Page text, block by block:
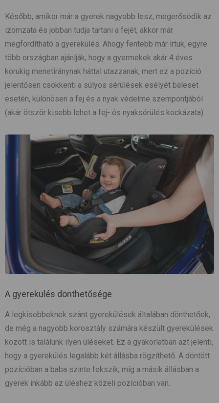
Később, amikor már a gyerek nagyobb lesz, megerősödik az
izomzata és jobban tudja tartani a fejét, akkor már
megfordítható a gyerekülés. Ahogy fentebb már írtuk, egyre
több országban ajánlják, hogy a gyermekek akár 4 éves
korukig menetiránynak háttal utazzanak, mert ez a pozíció
jelentősen csökkenti a súlyos sérülések esélyét baleset
esetén, különösen a fej és a nyak védelme szempontjából
(akár ötször kisebb lehet a fej- és nyaksérülés kockázata).
A gyerekülés dönthetősége
A legkisebbeknek szánt gyerekülések általában dönthetőek,
de még a nagyobb korosztály számára készült gyerekülések
között is találunk ilyen üléseket. Ez a gyakorlatban azt jelenti,
hogy a gyerekülés legalább két állásba rögzíthető. A döntött
pozícióban a baba szinte fekszik, míg a másik állásban a
gyerek inkább az üléshez közeli pozícióban van.